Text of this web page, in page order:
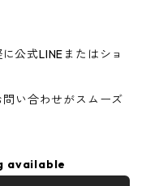
公式LINEまたはショ
い合わせがスムーズ
available